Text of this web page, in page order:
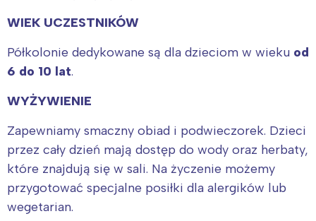
WIEK UCZESTNIKÓW
Półkolonie dedykowane są dla dzieciom w wieku od
6 do 10 lat.
WYŻYWIENIE
Zapewniamy smaczny obiad i podwieczorek. Dzieci
przez cały dzień mają dostęp do wody oraz herbaty,
które znajdują się w sali. Na życzenie możemy
przygotować specjalne posiłki dla alergików lub
wegetarian.